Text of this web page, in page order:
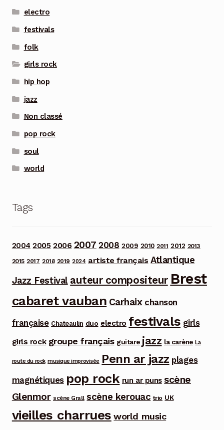
electro
festivals
folk
girls rock
hip hop
jazz
Non classé
pop rock
soul
world
Tags
2004 2005 2006 2007 2008 2009 2010 2011 2012 2013
2015 2017 2018 2019 2024 artiste français Atlantique
Jazz Festival auteur compositeur Brest
cabaret vauban Carhaix chanson
française Chateaulin duo electro festivals girls
girls rock groupe français guitare jazz la carène La
route du rock musique improvisée Penn ar jazz plages
magnétiques pop rock run ar puns scène
Glenmor scène Grall scène kerouac trio UK
vieilles charrues world music